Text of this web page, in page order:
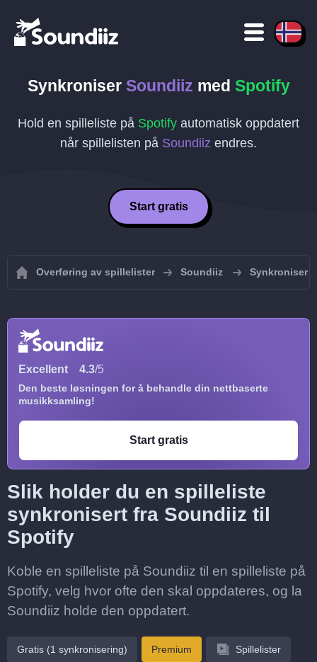
Synkroniser Soundiiz med Spotify
Hold en spilleliste på Spotify automatisk oppdatert
når spillelisten på Soundiiz endres.
Start gratis
Overføring av spillelister Soundiiz Synkroniser
Excellent 4.3/5
Den beste løsningen for å behandle din nettbaserte
musikksamling!
Start gratis
Slik holder du en spilleliste
synkronisert fra Soundiiz til
Spotify
Koble en spilleliste på Soundiiz til en spilleliste på
Spotify, velg hvor ofte den skal oppdateres, og la
Soundiiz holde den oppdatert.
Gratis (1 synkronisering) Premium Spillelister